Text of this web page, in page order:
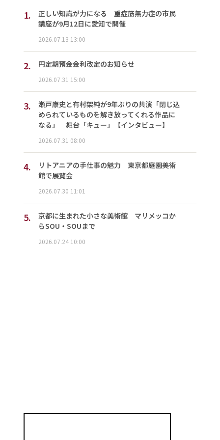
1.
正しい知識が力になる 重症筋無力症の市民
講座が9月12日に愛知で開催
2026.07.13 13:00
2. 円定期預金金利改定のお知らせ
2026.07.31 15:00
3.
瀬戸康史と有村架純が9年ぶりの共演「閉じ込
められているものを解き放ってくれる作品に
なる」 舞台「キュー」【インタビュー】
2026.07.31 08:00
4.
リトアニアの手仕事の魅力 東京都庭園美術
館で展覧会
2026.07.30 11:01
5.
京都に生まれた小さな美術館 マリメッコか
らSOU・SOUまで
2026.07.24 10:00